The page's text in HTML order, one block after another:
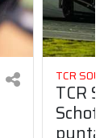
TCR
TCR
punta